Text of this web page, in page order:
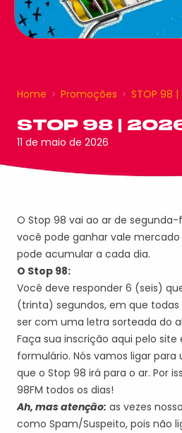
Home Promoções STOP 98 |
STOP 98 |
11 de maio de 2026
O Stop 98 vai ao ar de segunda-
você pode ganhar vale mercado
pode acumular a cada dia.
O Stop 98:
Você deve responder 6 (seis)
(trinta) segundos, em que todas
ser com uma letra sorteada do
Faça sua inscrição aqui pelo site
formulário. Nós vamos ligar
que o Stop 98 irá para o ar. Por
98FM todos os dias!
Ah, mas atenção: as vezes
como Spam/Suspeito, pois não